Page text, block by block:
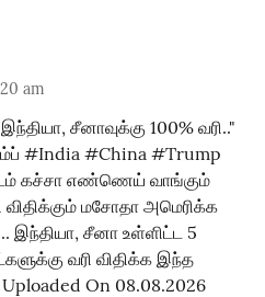
am
சீனாவுக்கு 100% வரி.."
#India #China #Trump
கச்சா எண்ணெய் வாங்கும்
விதிக்கும் மசோதா அமெரிக்க
இந்தியா, சீனா உள்ளிட்ட 5
வரி விதிக்க இந்த
On 08.08.2026